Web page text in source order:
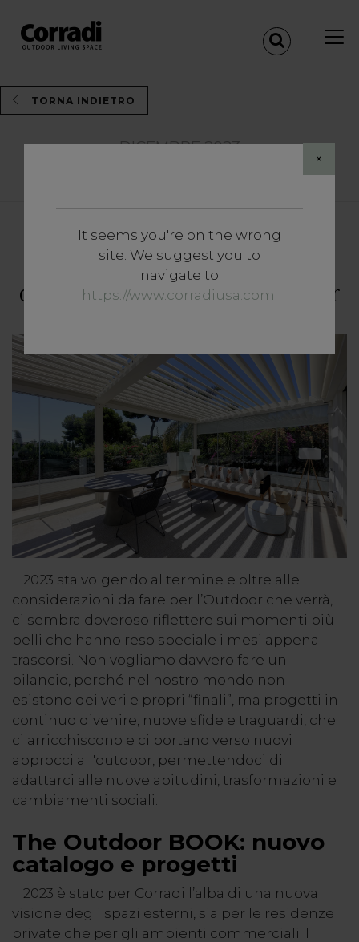
×
It seems you're on the wrong
site. We suggest you to
navigate to
https://www.corradiusa.com.
TORNA INDIETRO
DICEMBRE 2023
Approfondimenti
The Best of Corradi: un anno
di innovazione e stile Outdoor
Il 2023 sta volgendo al termine e oltre alle
considerazioni da fare per l’Outdoor che verrà,
ci sembra doveroso riflettere sui momenti più
belli che hanno reso speciale i mesi appena
trascorsi. Non vogliamo davvero fare un
bilancio, perché nel nostro mondo non
esistono dei veri e propri “finali”, ma progetti in
continuo divenire, nuove sfide e traguardi, che
ci arricchiscono e ci portano verso nuovi
approcci all'outdoor, permettendoci di
adattarci alle nuove abitudini, trasformazioni e
cambiamenti sociali.
The Outdoor BOOK: nuovo
catalogo e progetti
Il 2023 è stato per Corradi l’alba di una nuova
visione degli spazi esterni, sia per le residenze
private che per gli ambienti commerciali. I